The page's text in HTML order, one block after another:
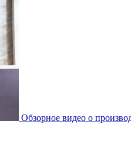
Обзорное видео о